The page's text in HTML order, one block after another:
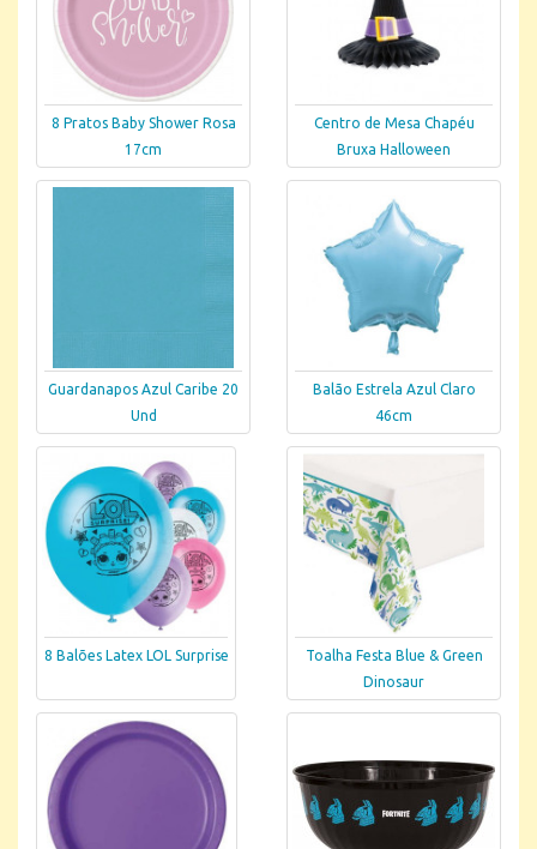
8 Pratos Baby Shower Rosa
17cm
Centro de Mesa Chapéu
Bruxa Halloween
Guardanapos Azul Caribe 20
Und
Balão Estrela Azul Claro
46cm
8 Balões Latex LOL Surprise
Toalha Festa Blue & Green
Dinosaur